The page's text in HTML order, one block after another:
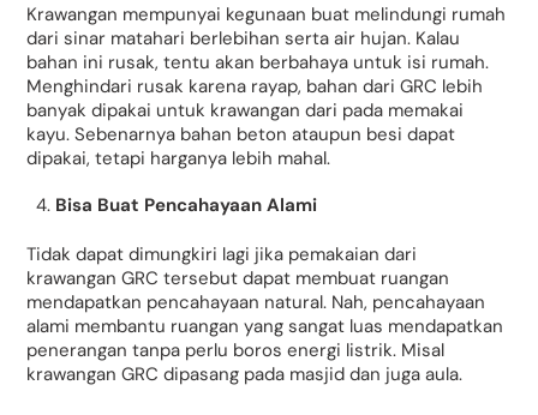
Krawangan mempunyai kegunaan buat melindungi rumah
dari sinar matahari berlebihan serta air hujan. Kalau
bahan ini rusak, tentu akan berbahaya untuk isi rumah.
Menghindari rusak karena rayap, bahan dari GRC lebih
banyak dipakai untuk krawangan dari pada memakai
kayu. Sebenarnya bahan beton ataupun besi dapat
dipakai, tetapi harganya lebih mahal.
Bisa Buat Pencahayaan Alami
Tidak dapat dimungkiri lagi jika pemakaian dari
krawangan GRC tersebut dapat membuat ruangan
mendapatkan pencahayaan natural. Nah, pencahayaan
alami membantu ruangan yang sangat luas mendapatkan
penerangan tanpa perlu boros energi listrik. Misal
krawangan GRC dipasang pada masjid dan juga aula.